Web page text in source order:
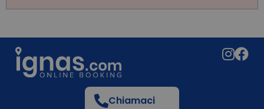
Chiamaci